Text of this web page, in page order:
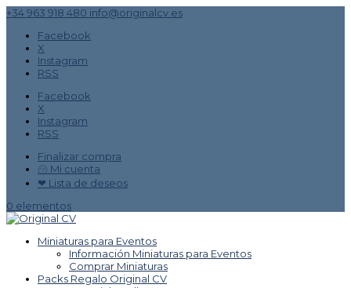
+34 963 918 480 info@originalcv.es
Facebook
X
Instagram
RSS
Facebook
X
Instagram
RSS
Finalizar compra
㋡ Mi cuenta
❤ Lista de deseos
0 elementos
Miniaturas para Eventos
Información Miniaturas para Eventos
Comprar Miniaturas
Packs Regalo Original CV